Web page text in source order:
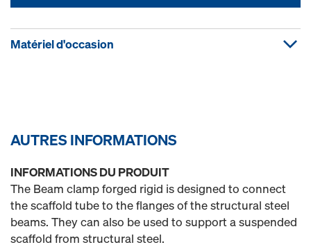
Matériel d'occasion
AUTRES INFORMATIONS
INFORMATIONS DU PRODUIT
The Beam clamp forged rigid is designed to connect
the scaffold tube to the flanges of the structural steel
beams. They can also be used to support a suspended
scaffold from structural steel.